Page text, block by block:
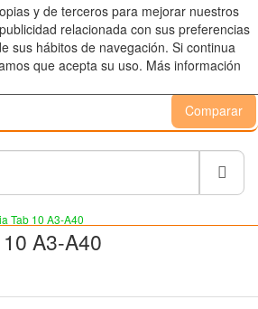
y de terceros para mejorar nuestros
relacionada con sus preferencias
sus hábitos de navegación. Si continua
que acepta su uso. Más información
Comparar
Tab 10 A3-A40
A3-A40